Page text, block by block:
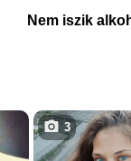
Nem iszik
3